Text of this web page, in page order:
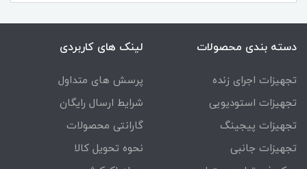
دسته بندی محصولات
تجهیزات اجرای زنده
تجهیزات استودیویی
تجهیزات پیجینگ
تجهیزات جانبی
لینک های کاربردی
پرسش های متداول
شرایط ارسال رایگان
گارانتی محصولات
نحوه تحویل کالا